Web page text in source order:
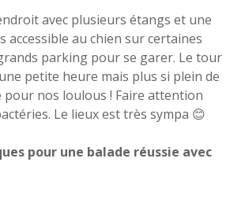
avec plusieurs étangs et une
accessible au chien sur certaines
parking pour se garer. Le tour
petite heure mais plus si plein de
pour nos loulous ! Faire attention
Le lieux est très sympa 😊
pour une balade réussie avec